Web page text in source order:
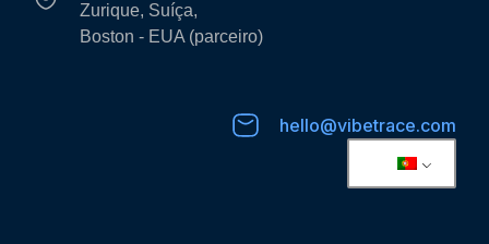
Zurique, Suíça,
Boston - EUA (parceiro)
hello@vibetrace.com